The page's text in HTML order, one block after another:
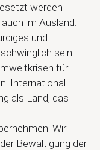
werden
im Ausland.
und
sein
für
International
als Land, das
Wir
Bewältigung der